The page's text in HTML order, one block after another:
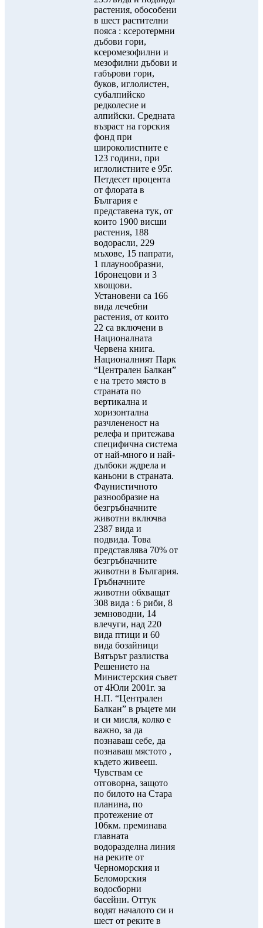
растения, обособени
в шест растителни
пояса : ксеротермни
дъбови гори,
ксеромезофилни и
мезофилни дъбови и
габърови гори,
буков, иглолистен,
субалпийско
редколесие и
алпийски. Средната
възраст на горския
фонд при
широколистните е
123 години, при
иглолистните е 95г.
Петдесет процента
от флората в
България е
представена тук, от
които 1900 висши
растения, 188
водорасли, 229
мъхове, 15 папрати,
1 плаунообразни,
1бронецови и 3
хвощови.
Установени са 166
вида лечебни
растения, от които
22 са включени в
Националната
Червена книга.
Националният Парк
“Централен Балкан”
е на трето място в
страната по
вертикална и
хоризонтална
разчлененост на
релефа и притежава
специфична система
от най-много и най-
дълбоки ждрела и
каньони в страната.
Фаунистичното
разнообразие на
безгръбначните
животни включва
2387 вида и
подвида. Това
представлява 70% от
безгръбначните
животни в България.
Гръбначните
животни обхващат
308 вида : 6 риби, 8
земноводни, 14
влечуги, над 220
вида птици и 60
вида бозайници
Вятърът разлиства
Решението на
Министерския съвет
от 4Юли 2001г. за
Н.П. “Централен
Балкан” в ръцете ми
и си мисля, колко е
важно, за да
познаваш себе, да
познаваш мястото ,
където живееш.
Чувствам се
отговорна, защото
по билото на Стара
планина, по
протежение от
106км. преминава
главната
водоразделна линия
на реките от
Черноморския и
Беломорския
водосборни
басейни. Оттук
водят началото си и
шест от реките в